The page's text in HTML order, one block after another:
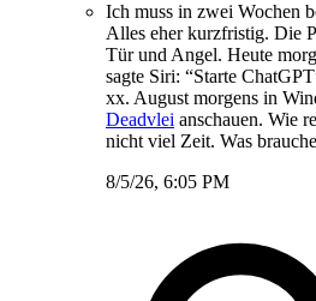
Ich muss in zwei Wochen
Alles eher kurzfristig. Die
Tür und Angel. Heute
sagte Siri: “Starte
xx. August morgens in
Deadvlei anschauen. Wie
nicht viel Zeit. Was
8/5/26, 6:05 PM